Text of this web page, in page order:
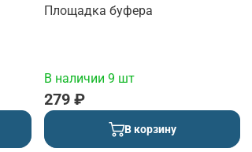
Площадка буфера
В наличии 9 шт
279 ₽
В корзину